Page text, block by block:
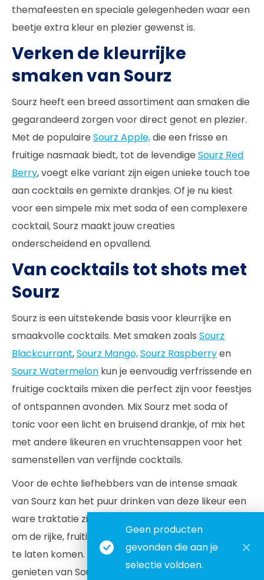
Geen producten
gevonden die aan je
selectie voldoen.
themafeesten en speciale gelegenheden waar een
beetje extra kleur en plezier gewenst is.
Verken de kleurrijke
smaken van Sourz
Sourz heeft een breed assortiment aan smaken die
gegarandeerd zorgen voor direct genot en plezier.
Met de populaire Sourz Apple,die een frisse en
fruitige nasmaak biedt, tot de levendige Sourz Red
Berry, voegt elke variant zijn eigen unieke touch toe
aan cocktails en gemixte drankjes. Of je nu kiest
voor een simpele mix met soda of een complexere
cocktail, Sourz maakt jouw creaties
onderscheidend en opvallend.
Van cocktails tot shots met
Sourz
Sourz is een uitstekende basis voor kleurrijke en
smaakvolle cocktails. Met smaken zoals Sourz
Blackcurrant,Sourz Mango,Sourz Raspberryen
Sourz Watermelon kun je eenvoudig verfrissende en
fruitige cocktails mixen die perfect zijn voor feestjes
of ontspannen avonden. Mix Sourz met soda of
tonic voor een licht en bruisend drankje, of mix het
met andere likeuren en vruchtensappen voor het
samenstellen van verfijnde cocktails.
Voor de echte liefhebbers van de intense smaak
van Sourz kan het puur drinken van deze likeur een
ware traktatie zijn. Serveer Sourz gekoeld of over ijs
om de rijke, fruitige smaken volledig tot hun recht
te laten komen. Dit is een populaire manier om te
genieten van Sourz in een meer ontspannen